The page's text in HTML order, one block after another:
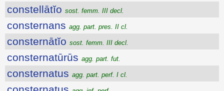
constellātĭo sost. femm. III decl.
consternans agg. part. pres. II cl.
consternātĭo sost. femm. III decl.
consternatūrūs agg. part. fut.
consternatus agg. part. perf. I cl.